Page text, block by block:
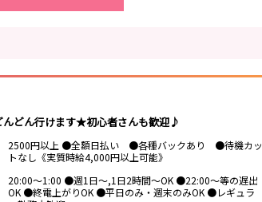
んどん行けます★初心者さんも歓迎♪
2500円以上 ●全額日払い ●各種バックあり ●待機カッ
トなし《実質時給4,000円以上可能》
20:00～1:00 ●週1日～,1日2時間～OK ●22:00～等の遅出
OK ●終電上がりOK ●平日のみ・週末のみOK ●レギュラ